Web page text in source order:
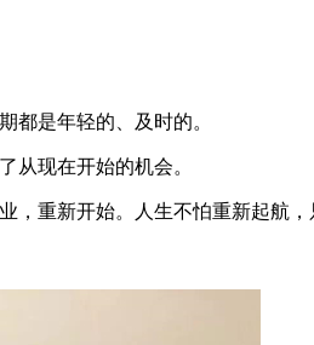
是年轻的、及时的。
现在开始的机会。
重新开始。人生不怕重新起航，